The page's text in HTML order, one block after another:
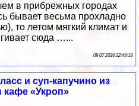
в прибрежных городах
бывает весьма прохладно
то летом мягкий климат и
сюда …...
09 07 2026 22:49:13
и суп-капучино из
кафе «Укроп»